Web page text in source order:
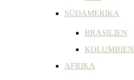
SÜDAMERIKA
BRASILIEN
KOLUMBIEN
AFRIKA